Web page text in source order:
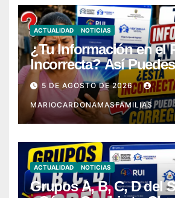
ACTUALIDAD NOTICIAS
¿Tu Información en el
Incorrecta? Así
5 DE AGOSTO DE 2026
MARIOCARDONAMASFAMILIAS
ACTUALIDAD NOTICIAS
Grupos A, B, C, D del